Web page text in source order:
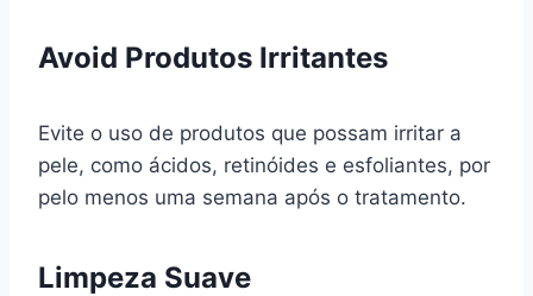
Avoid Produtos Irritantes
Evite o uso de produtos que possam irritar a
pele, como ácidos, retinóides e esfoliantes, por
pelo menos uma semana após o tratamento.
Limpeza Suave